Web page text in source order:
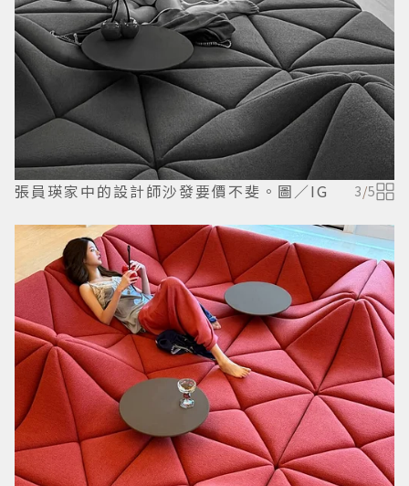
張員瑛家中的設計師沙發要價不斐。圖／IG 3/5